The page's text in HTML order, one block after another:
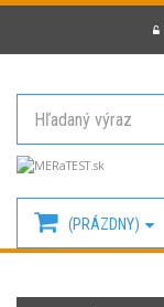
(PRÁZDNY)